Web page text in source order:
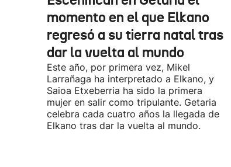
momento en el que Elkano
regresó a su tierra natal tras
dar la vuelta al mundo
Este año, por primera vez, Mikel
Larrañaga ha interpretado a Elkano, y
Saioa Etxeberria ha sido la primera
mujer en salir como tripulante. Getaria
celebra cada cuatro años la llegada de
Elkano tras dar la vuelta al mundo.